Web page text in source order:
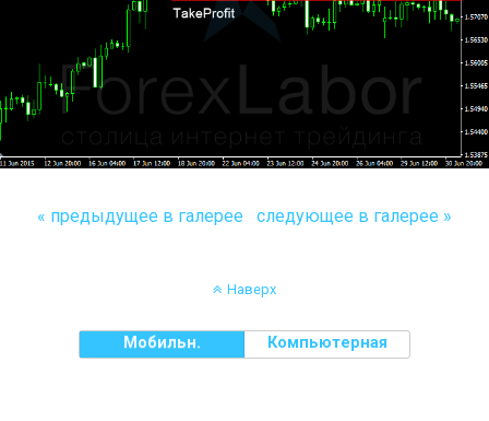
« предыдущее в галерее следующее в галерее »
Наверх
Мобильн. Компьютерная